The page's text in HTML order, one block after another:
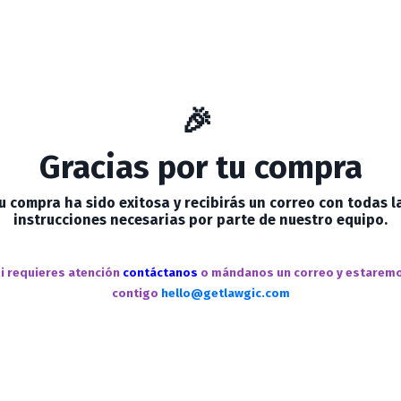
🎉
Gracias por tu compra
compra ha sido exitosa y recibirás un correo con todas
instrucciones necesarias por parte de nuestro equipo.
requieres atención contáctanos o mándanos un correo y
contigo hello@getlawgic.com